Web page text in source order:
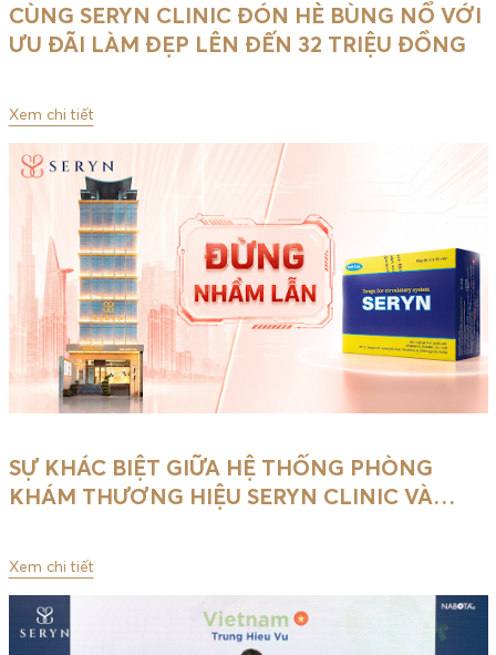
CÙNG SERYN CLINIC ĐÓN HÈ BÙNG NỔ VỚI
ƯU ĐÃI LÀM ĐẸP LÊN ĐẾN 32 TRIỆU ĐỒNG
Xem chi tiết
SỰ KHÁC BIỆT GIỮA HỆ THỐNG PHÒNG
KHÁM THƯƠNG HIỆU SERYN CLINIC VÀ…
Xem chi tiết